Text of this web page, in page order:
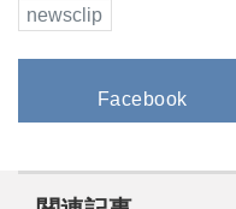
newsclip
Facebook